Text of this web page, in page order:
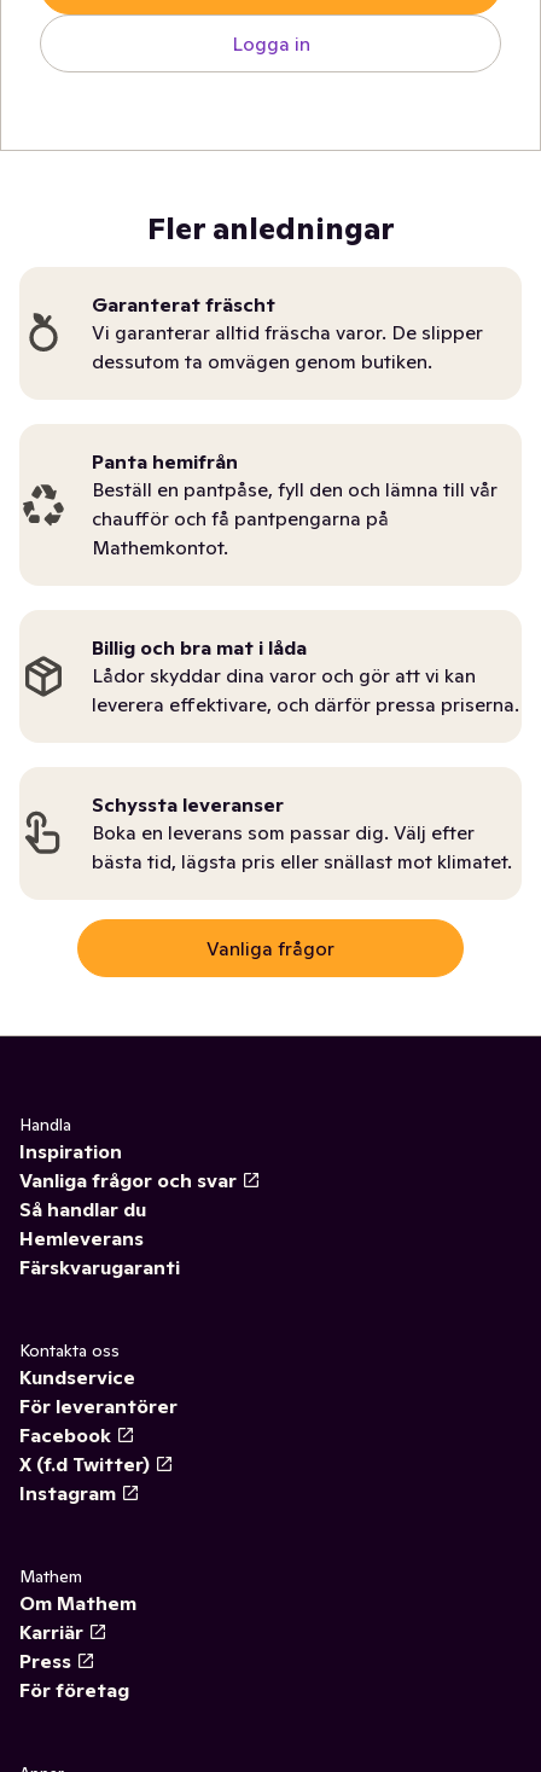
Logga in
Fler anledningar
Garanterat fräscht
Vi garanterar alltid fräscha varor. De slipper
dessutom ta omvägen genom butiken.
Panta hemifrån
Beställ en pantpåse, fyll den och lämna till vår
chaufför och få pantpengarna på
Mathemkontot.
Billig och bra mat i låda
Lådor skyddar dina varor och gör att vi kan
leverera effektivare, och därför pressa priserna.
Schyssta leveranser
Boka en leverans som passar dig. Välj efter
bästa tid, lägsta pris eller snällast mot klimatet.
Vanliga frågor
Handla
Inspiration
Vanliga frågor och svar
Så handlar du
Hemleverans
Färskvarugaranti
Kontakta oss
Kundservice
För leverantörer
Facebook
X (f.d Twitter)
Instagram
Mathem
Om Mathem
Karriär
Press
För företag